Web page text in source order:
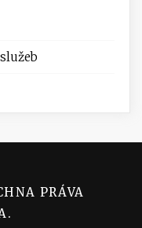
PRÁVA